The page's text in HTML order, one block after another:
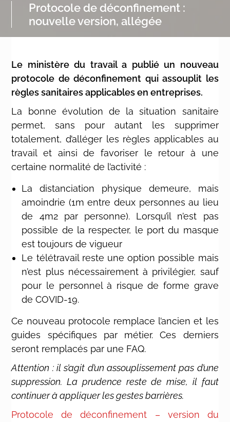
Protocole de déconfinement :
nouvelle version, allégée
Le ministère du travail a publié un nouveau
protocole de déconfinement qui assouplit les
règles sanitaires applicables en entreprises.
La bonne évolution de la situation sanitaire
permet, sans pour autant les supprimer
totalement, d’alléger les règles applicables au
travail et ainsi de favoriser le retour à une
certaine normalité de l’activité :
La distanciation physique demeure, mais
amoindrie (1m entre deux personnes au lieu
de 4m2 par personne). Lorsqu’il n’est pas
possible de la respecter, le port du masque
est toujours de vigueur
Le télétravail reste une option possible mais
n’est plus nécessairement à privilégier, sauf
pour le personnel à risque de forme grave
de COVID-19.
Ce nouveau protocole remplace l’ancien et les
guides spécifiques par métier. Ces derniers
seront remplacés par une FAQ.
Attention : il s’agit d’un assouplissement pas d’une
suppression. La prudence reste de mise, il faut
continuer à appliquer les gestes barrières.
Protocole de déconfinement – version du